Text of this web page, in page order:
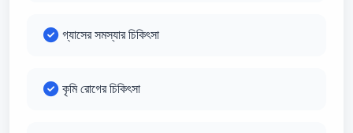
গ্যাসের সমস্যার চিকিৎসা
কৃমি রোগের চিকিৎসা